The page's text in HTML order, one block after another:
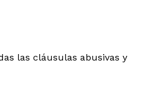
las cláusulas abusivas y